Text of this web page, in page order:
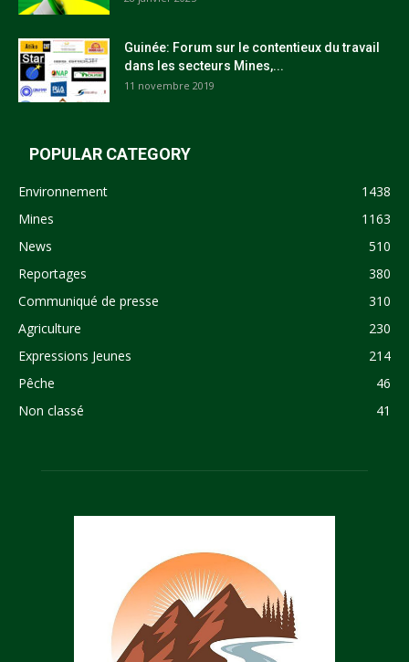
Guinée: Forum sur le contentieux du travail
dans les secteurs Mines,...
11 novembre 2019
POPULAR CATEGORY
Environnement
1438
Mines
1163
News
510
Reportages
380
Communiqué de presse
310
Agriculture
230
Expressions Jeunes
214
Pêche
46
Non classé
41